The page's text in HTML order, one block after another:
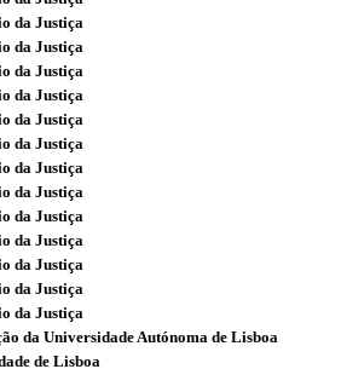
da Justiça
da Justiça
da Justiça
da Justiça
da Justiça
da Justiça
da Justiça
da Justiça
da Justiça
da Justiça
da Justiça
da Justiça
da Justiça
da Universidade Autónoma de Lisboa
de Lisboa